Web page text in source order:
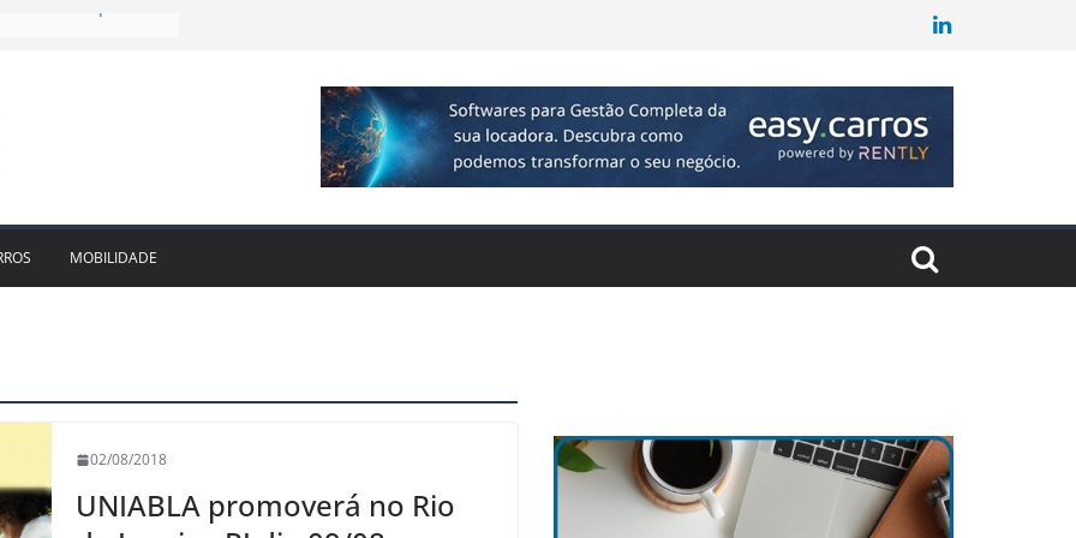
1bi no 2T26 e
de veículos
para o RJ e
leva Localiza
MOBILIDADE
02/08/2018
UNIABLA promoverá no Rio